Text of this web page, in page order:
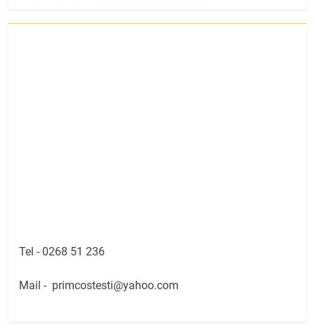
Tel - 0268 51 236
Mail - primcostesti@yahoo.com